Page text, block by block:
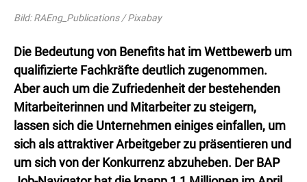
Bild: RAEng_Publications / Pixabay
Die Bedeutung von Benefits hat im Wettbewerb um
qualifizierte Fachkräfte deutlich zugenommen.
Aber auch um die Zufriedenheit der bestehenden
Mitarbeiterinnen und Mitarbeiter zu steigern,
lassen sich die Unternehmen einiges einfallen, um
sich als attraktiver Arbeitgeber zu präsentieren und
um sich von der Konkurrenz abzuheben. Der BAP